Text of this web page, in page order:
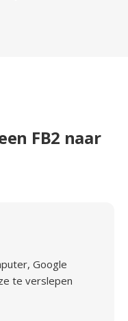
FB2 naar
Google
te verslepen